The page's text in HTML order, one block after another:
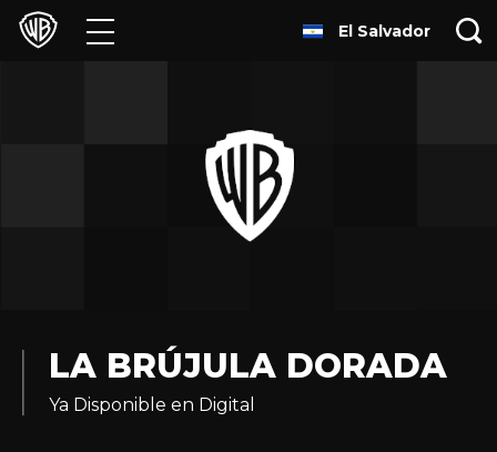
Películas
Juegos y Aplicaciones
Experiencias
El Salvador
LA BRÚJULA DORADA
Ya Disponible en Digital